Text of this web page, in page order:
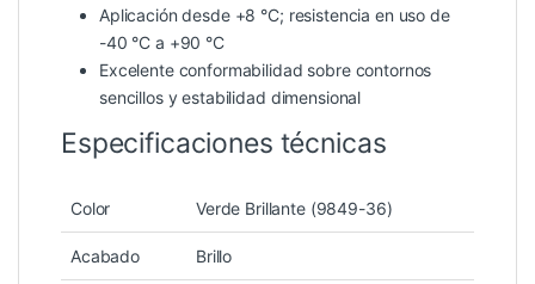
Aplicación desde +8 °C; resistencia en uso de
-40 °C a +90 °C
Excelente conformabilidad sobre contornos
sencillos y estabilidad dimensional
Especificaciones técnicas
Color Verde Brillante (9849-36)
Acabado Brillo